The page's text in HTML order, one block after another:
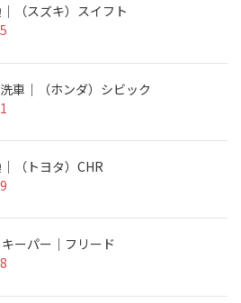
（スズキ）スイフト
車｜（ホンダ）シビック
（トヨタ）CHR
ーパー｜フリード